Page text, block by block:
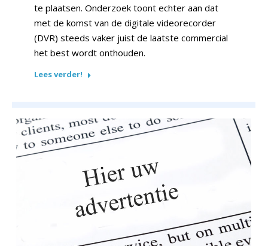
te plaatsen. Onderzoek toont echter aan dat
met de komst van de digitale videorecorder
(DVR) steeds vaker juist de laatste commercial
het best wordt onthouden.
Lees verder!